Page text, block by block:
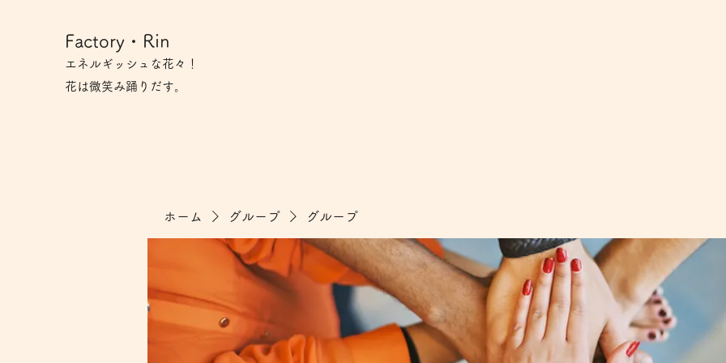
Factory・Rin
エネルギッシュな花々！
花は微笑み​踊りだす。
ホーム グループ グループ